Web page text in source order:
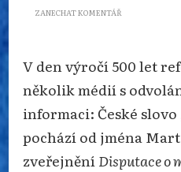
ZANECHAT KOMENTÁŘ
SLOVO
POCHÁZÍ
JMÉNA
LUTHER.
V den výročí 500 let
několik médií s
informaci: České
pochází od jména
zveřejnění Disputace o